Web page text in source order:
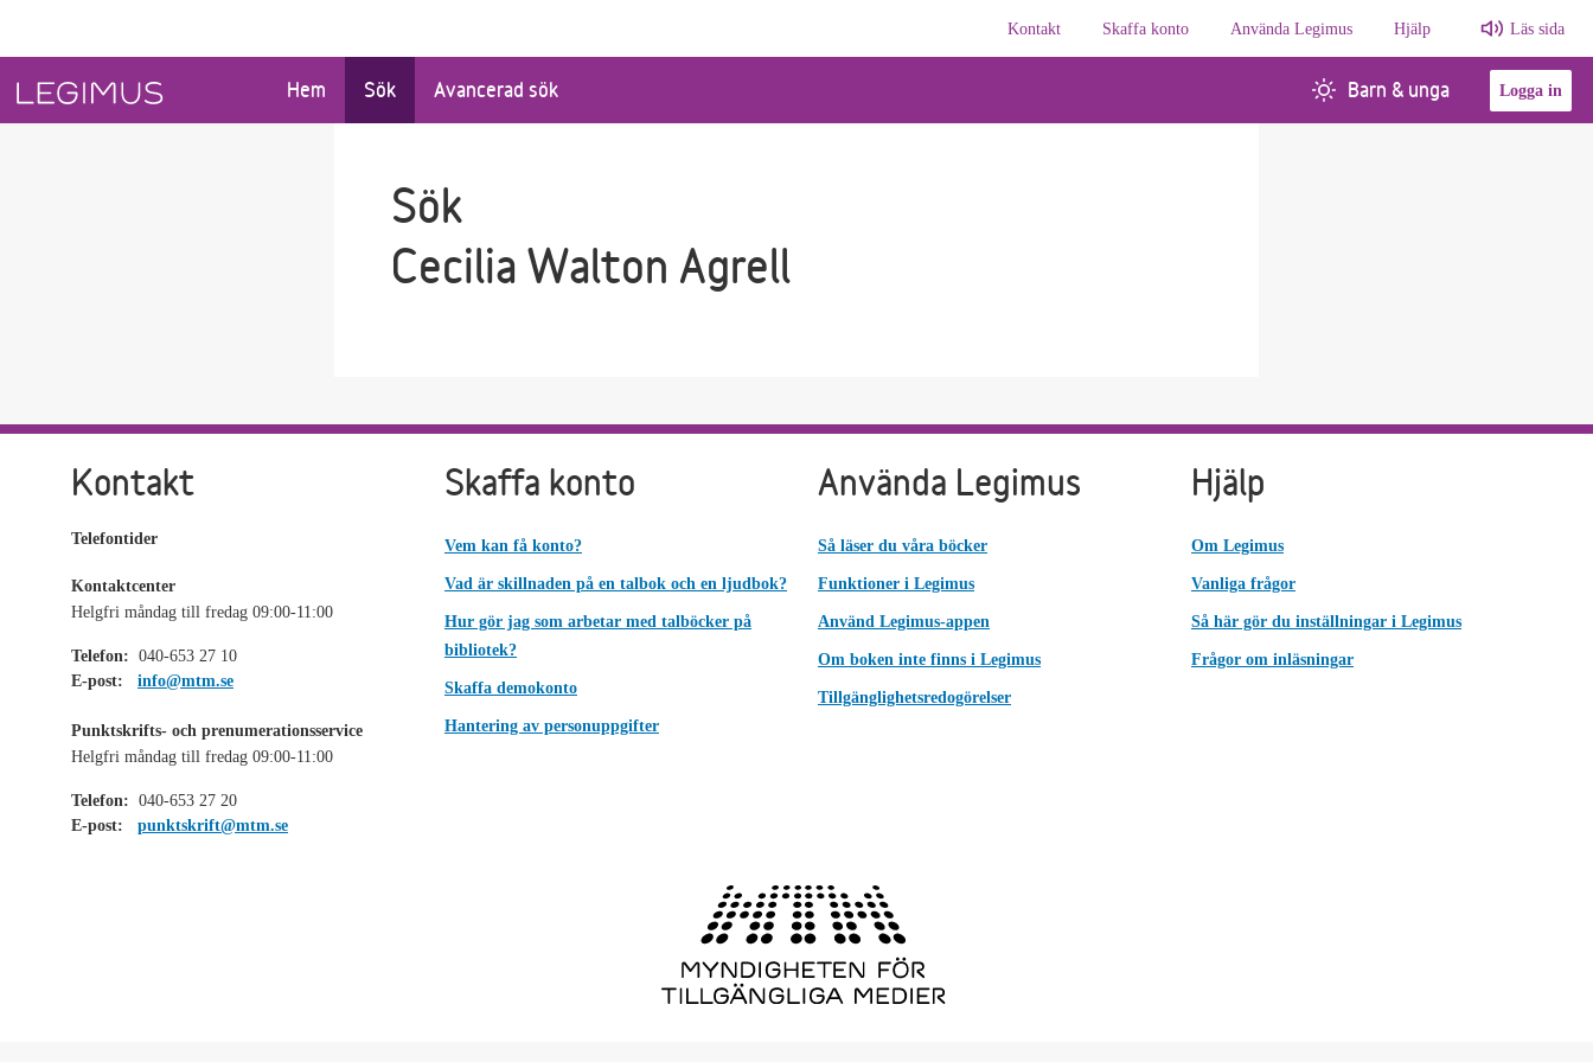
Kontakt
Skaffa konto Använda Legimus Hjälp Läs sida
Hem Sök Avancerad sök Barn & unga Logga in
Sök
Cecilia Walton Agrell
Kontakt
Telefontider
Kontaktcenter
Helgfri måndag till fredag 09:00-11:00
Telefon: 040-653 27 10
E-post:
info@mtm.se
Punktskrifts- och prenumerationsservice
Helgfri måndag till fredag 09:00-11:00
Telefon: 040-653 27 20
E-post:
punktskrift@mtm.se
Skaffa konto
Vem kan få konto?
Vad är skillnaden på en talbok och en ljudbok?
Hur gör jag som arbetar med talböcker på
bibliotek?
Skaffa demokonto
Hantering av personuppgifter
Använda Legimus
Så läser du våra böcker
Funktioner i Legimus
Använd Legimus-appen
Om boken inte finns i Legimus
Tillgänglighetsredogörelser
Hjälp
Om Legimus
Vanliga frågor
Så här gör du inställningar i Legimus
Frågor om inläsningar